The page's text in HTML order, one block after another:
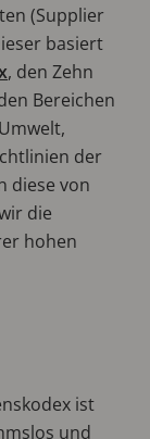
(Supplier
basiert
, den Zehn
Bereichen
der
diese von
die
hohen
ist
und